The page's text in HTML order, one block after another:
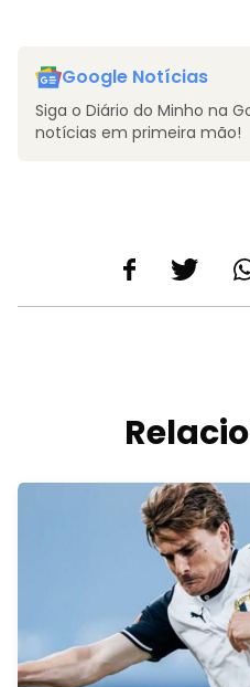
Google Notícias
Siga o Diário do Minho na
notícias em primeira mão!